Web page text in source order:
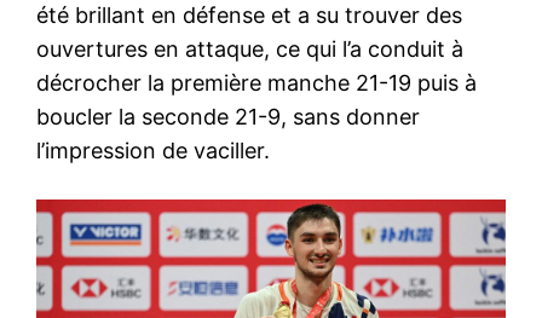
été brillant en défense et a su trouver des
ouvertures en attaque, ce qui l’a conduit à
décrocher la première manche 21-19 puis à
boucler la seconde 21-9, sans donner
l’impression de vaciller.